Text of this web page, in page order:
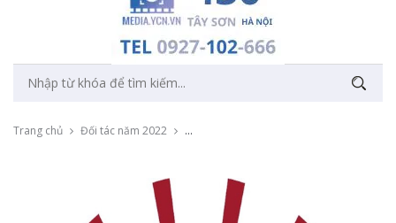
Trang chủ Đối tác năm 2022 Thu âm tổng đài cho Công ty luật Bắc